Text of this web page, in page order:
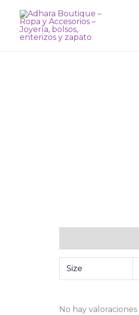
contenido
Size
No hay valoraciones